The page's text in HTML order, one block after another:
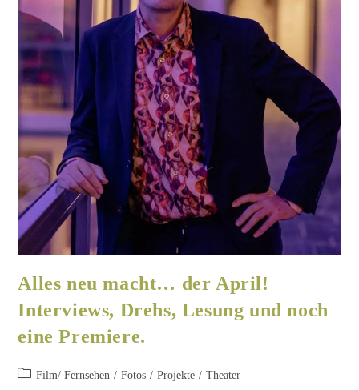
Alles neu macht… der April!
Interviews, Drehs, Lesung und noch
eine Premiere.
Film/ Fernsehen / Fotos / Projekte / Theater